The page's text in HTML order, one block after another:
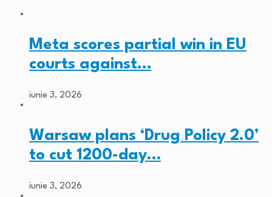
Meta scores partial win in EU
courts against…
iunie 3, 2026
Warsaw plans ‘Drug Policy 2.0’
to cut 1200-day…
iunie 3, 2026